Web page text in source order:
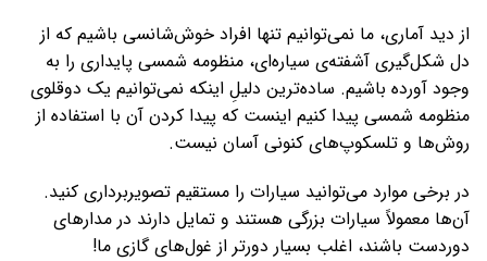
از دید آماری، ما نمی‌توانیم تنها افراد خوش‌شانسی باشیم که از
دل شکل‌گیری آشفته‌ی سیاره‌ای، منظومه شمسی پایداری را به
وجود آورده باشیم. ساده‌ترین دلیلِ اینکه نمی‌توانیم یک دوقلوی
منظومه شمسی پیدا کنیم اینست که پیدا کردن آن با استفاده از
روش‌ها و تلسکوپ‌های کنونی آسان نیست.
در برخی موارد می‌توانید سیارات را مستقیم تصویربرداری کنید.
آن‌ها معمولاً سیارات بزرگی هستند و تمایل دارند در مدارهای
دوردست باشند، اغلب بسیار دورتر از غول‌های گازی ما!